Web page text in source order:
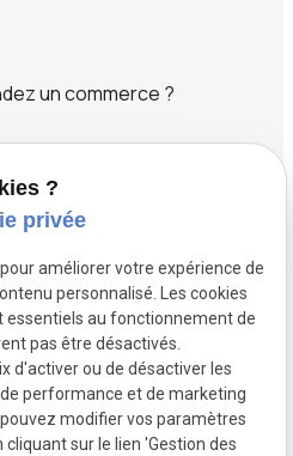
un commerce ?
transaction
Services
?
privée
améliorer votre expérience de
personnalisé. Les cookies
au fonctionnement de
pas être désactivés.
d'activer ou de désactiver les
performance et de marketing
modifier vos paramètres
sur le lien 'Gestion des